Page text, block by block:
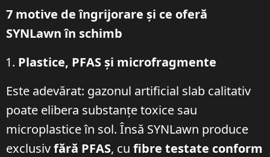
7 motive de îngrijorare și ce oferă
SYNLawn în schimb
Plastice, PFAS și microfragmente
Este adevărat: gazonul artificial slab calitativ
poate elibera substanțe toxice sau
microplastice în sol. Însă SYNLawn produce
exclusivfără PFAS, cu fibre testate conform